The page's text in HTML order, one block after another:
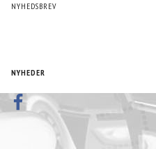
NYHEDSBREV
NYHEDER